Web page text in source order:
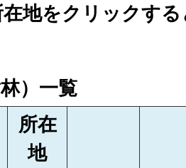
地をクリックす
）一覧
所在
地